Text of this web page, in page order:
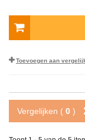
Toevoegen aan
Vergelijken ( 0 )